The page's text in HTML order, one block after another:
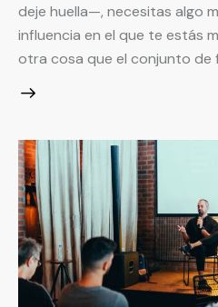
deje huella—, necesitas algo
influencia en el que te estás
otra cosa que el conjunto de